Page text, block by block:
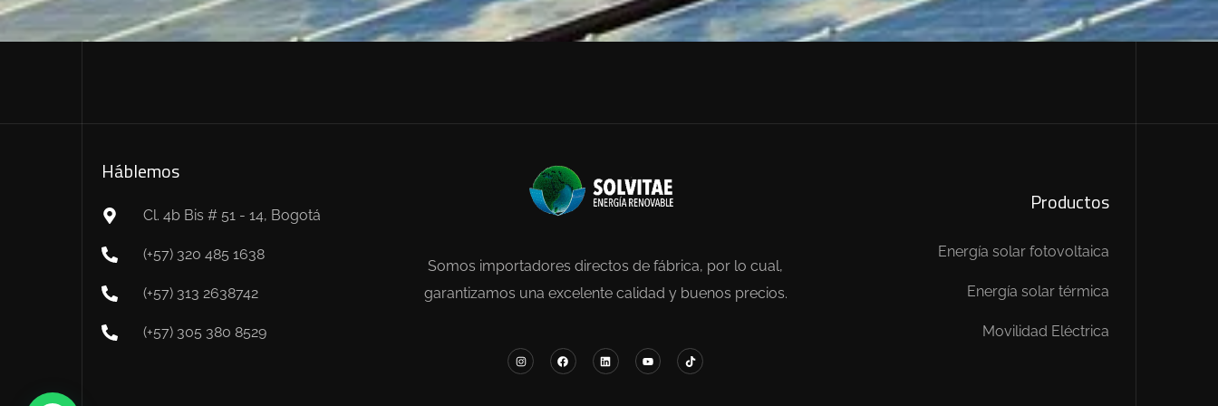
Háblemos
Cl. 4b Bis # 51 - 14, Bogotá
(+57) 320 485 1638
(+57) 313 2638742
(+57) 305 380 8529
Somos importadores directos de fábrica, por lo cual,
garantizamos una excelente calidad y buenos precios.
Productos
Energía solar fotovoltaica
Energía solar térmica
Movilidad Eléctrica